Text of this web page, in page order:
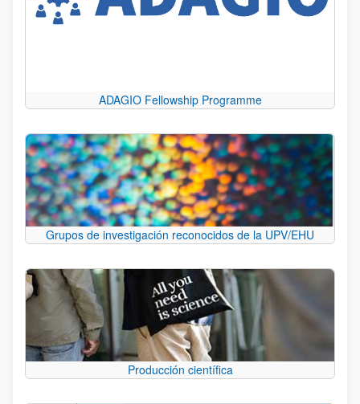
ADAGIO Fellowship Programme
Grupos de investigación reconocidos de la UPV/EHU
Producción científica